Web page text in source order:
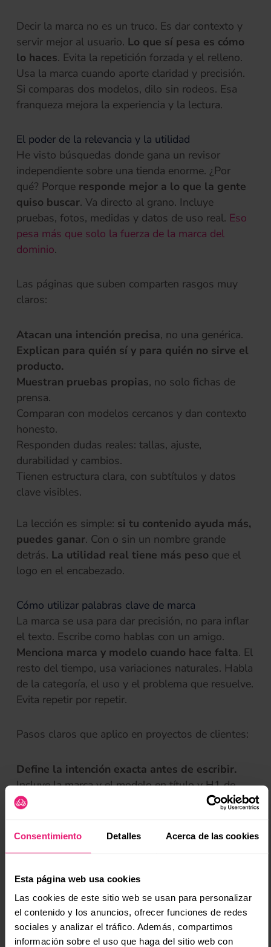
Consentimiento Detalles Acerca de las cookies
Esta página web usa cookies
Las cookies de este sitio web se usan para personalizar
el contenido y los anuncios, ofrecer funciones de redes
sociales y analizar el tráfico. Además, compartimos
información sobre el uso que haga del sitio web con
Decir la marca no es un truco. Es dar contexto y
servir mejor al usuario. Lo que sí pesa es cómo
lo haces. Evita la repetición forzada y el relleno.
Usa la marca cuando aporte claridad y precisión.
Si comparas dos modelos, dilo sin rodeos. Esa
franqueza mejora la experiencia y la lectura.
El poder de la relevancia y la utilidad
He visto búsquedas donde gana un revisor
independiente sobre una tienda enorme. ¿Por
qué? Porque responde mejor a lo que la gente
quiso buscar. Va directo al grano. Incluye
pruebas, fotos, medidas y datos de uso real. Eso
pesa más que solo la fuerza de la marca del
dominio(se abre en una pestaña nueva)
.
Las páginas que suben comparten rasgos muy
claros:
Atacan una intención precisa, no una genérica.
Explican para quién sí y para quién no sirve el
producto.
Muestran pruebas propias, no solo fichas de
prensa.
Comparan con modelos cercanos y dan contexto
honesto.
Responden dudas reales: tallas, ajuste,
durabilidad y cambios.
Tienen estructura clara, con subtítulos y datos
clave visibles.
La lección es simple: si tu contenido ayuda más,
puedes ganar. Con o sin un nombre grande
detrás. La utilidad real tiene más peso que el
logo en el encabezado.
Cómo utilizar palabras clave de marca
La marca se usa para dar precisión, no para inflar
el texto. Escribe como hablas con un amigo.
Menciona marca y modelo cuando hace falta. El
resto del tiempo, usa variaciones naturales. Habla
de la categoría, el uso y el problema que resuelve.
Evita repetir por repetir.
Pasos claros que aplico en proyectos de clientes:
Define la intención exacta antes de escribir.
Incluye la marca y el modelo en título y H1 de
forma natural.
y público.
Incluye preguntas frecuentes reales y respuestas
directas.
Cuida la velocidad, el diseño y la lectura en
móvil.
Enlaza desde guías y comparativas hacia tu